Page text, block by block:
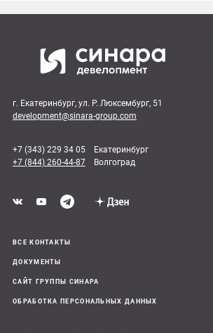
г. Екатеринбург, ул. Р. Люксембург, 51
development@sinara-group.com
+7 (343) 229 34 05 Екатеринбург
+7 (844) 260-44-87 Волгоград
ВСЕ КОНТАКТЫ
ДОКУМЕНТЫ
САЙТ ГРУППЫ СИНАРА
ОБРАБОТКА ПЕРСОНАЛЬНЫХ ДАННЫХ